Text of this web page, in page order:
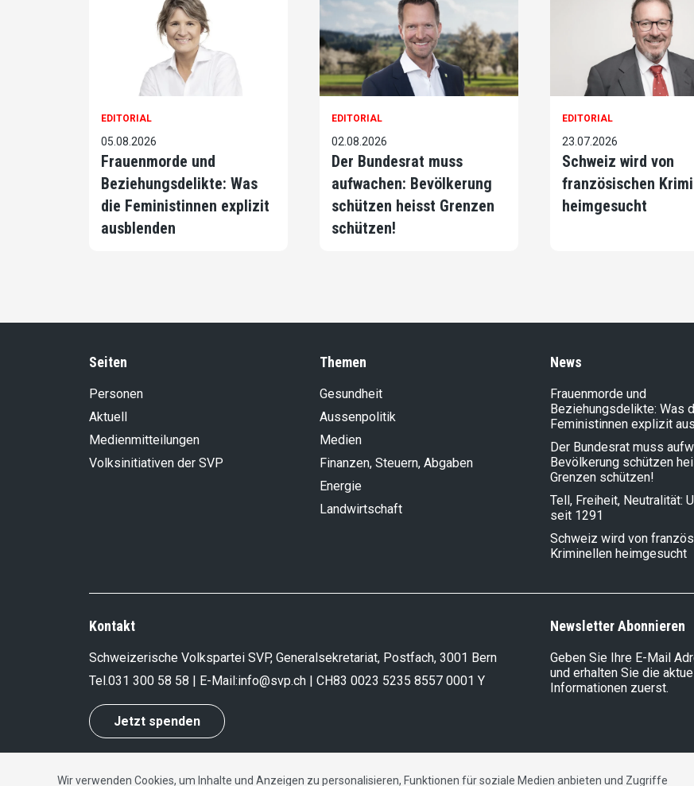
EDITORIAL
05.08.2026
Frauenmorde und
Beziehungsdelikte: Was
die Feministinnen explizit
ausblenden
EDITORIAL
02.08.2026
Der Bundesrat muss
aufwachen: Bevölkerung
schützen heisst Grenzen
schützen!
EDITORIAL
23.07.2026
Schweiz wird von
französischen
heimgesucht
Seiten
Personen
Aktuell
Medienmitteilungen
Volksinitiativen der SVP
Themen
Gesundheit
Aussenpolitik
Medien
Finanzen, Steuern, Abgaben
Energie
Landwirt­schaft
News
Frauenmorde und
Beziehungsdelikte: Was
Feministinnen explizit
Der Bundesrat muss
Bevölkerung schützen
Grenzen schützen!
Tell, Freiheit, Neutralität:
seit 1291
Schweiz wird von
Kriminellen heimgesucht
Kontakt
Schweizerische Volkspartei SVP, Generalsekretariat, Postfach, 3001 Bern
Tel.031 300 58 58 | E-Mail:info@svp.ch | CH83 0023 5235 8557 0001 Y
Jetzt spenden
Newsletter Abonnieren
Geben Sie Ihre E-Mail
und erhalten Sie die
Informationen zuerst.
Wir verwenden Cookies, um Inhalte und Anzeigen zu personalisieren, Funktionen für soziale Medien anbieten und Zugriffe